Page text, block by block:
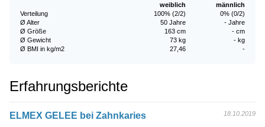
männlich
weiblich
Verteilung
0% (0/2)
100% (2/2)
Ø Alter
- Jahre
50 Jahre
Ø Größe
- cm
163 cm
Ø Gewicht
- kg
73 kg
Ø BMI in kg/m2
-
27,46
Erfahrungsberichte
ELMEX GELEE bei Zahnkaries 18.10.2019